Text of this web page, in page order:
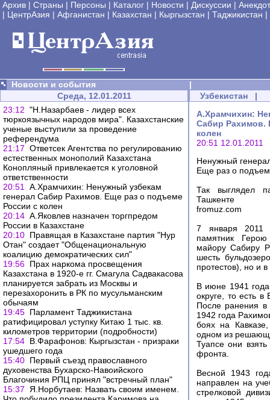
Архив | Страны | Персоны | Каталог | Новости | Дискуссии |
| ЦентрАзия | Афганистан | Казахстан | Кыргызстан | Таджикистан |
Новости и события
|
Среда, 12.01.2011
23:12 "Н.Назарбаев - лидер всех
тюркоязычных народов мира". Казахстанские
ученые выступили за проведение
референдума
21:17 Ответсек Агентства по регулированию
естественных монополий Казахстана
Конопляный привлекается к уголовной
ответственности
20:51
А.Храмчихин: Ненужный узбекам
генерал Сабир Рахимов. Еще раз о подъеме
России с колен
20:14 А.Яковлев назначен торгпредом
России в Казахстане
20:10 Правящая в Казахстане партия "Нур
Отан" создает "Общенациональную
коалицию демократических сил"
19:56 Прах наркома просвещения
Казахстана в 1920-е гг. Смагула Садвакасова
планируется забрать из Москвы и
перезахоронить в РК по мусульманским
обычаям
19:45 Парламент Таджикистана
ратифицировал уступку Китаю 1 тыс. кв.
километров территории (подробности)
17:54 В.Фарафонов: Кыргызстан - призраки
ушедшего года
15:40 Первый съезд православного
духовенства Бухарско-Навоийского
Благочиния РПЦ принял "встречный план"
15:37
Я.Норбутаев: Назвать своим именем.
Узбекистан |
А.Храмчихин:
Сабир Рахимов.
колен
20:51 12.01.2011
Ненужный
Еще раз о
Так выглядел
Ташкенте
fromuz.com
7 января 2011
памятник
майору Сабиру
шесть
протестов), но и
В июне 1941
округе, то есть
После ранения
1942 года
боях на
одном из
Туапсе они
фронта.
Весной 1943
направлен на
стрелковой